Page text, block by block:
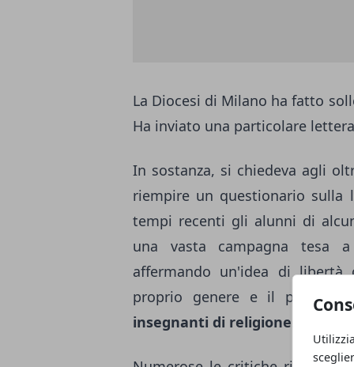
La Diocesi di Milano ha fatto
Ha inviato una particolare
In sostanza, si chiedeva agli
riempire un questionario sulla
tempi recenti gli alunni di
una vasta campagna tesa a
affermando un'idea di
proprio genere e il proprio
insegnanti di religione